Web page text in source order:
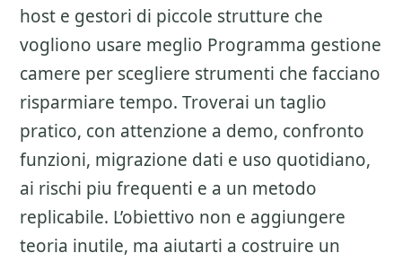
host e gestori di piccole strutture che
vogliono usare meglio Programma gestione
camere per scegliere strumenti che facciano
risparmiare tempo. Troverai un taglio
pratico, con attenzione a demo, confronto
funzioni, migrazione dati e uso quotidiano,
ai rischi piu frequenti e a un metodo
replicabile. L’obiettivo non e aggiungere
teoria inutile, ma aiutarti a costruire un